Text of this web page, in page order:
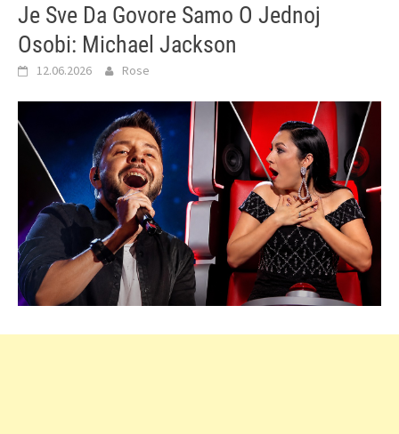
Je Sve Da Govore Samo O Jednoj
Osobi: Michael Jackson
12.06.2026 Rose